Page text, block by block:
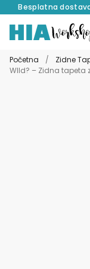
Besplatna
na
navigaciju
do
sadržaja
Početna / Zidne
WIld? – Zidna tapeta